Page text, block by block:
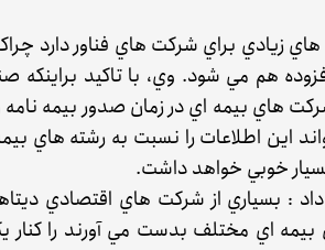
هم مي شود. وي، با تاكيد براينكه
هاي بيمه اي در زمان صدور بيمه نامه
اين اطلاعات را نسبت به رشته هاي
خوبي خواهد داشت.
: بسياري از شركت هاي اقتصادي
اي مختلف بدست مي آورند را كنار